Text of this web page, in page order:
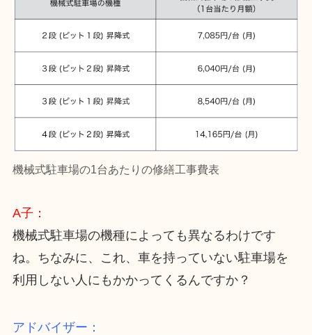
機械式駐車場の1台あたりの修繕工事費表
A子：
機械式駐車場の機種によっても異なるわけです
ね。ちなみに、これ、車を持っていない駐車場を
利用しない人にもかかってくるんですか？
アドバイザー：